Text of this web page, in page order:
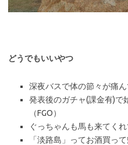
どうでもいいやつ
深夜バスで体の節々が痛
発表後のガチャ(課金有)で
（FGO）
ぐっちゃんも馬も来てくれ
「淡路島」ってお酒買っ